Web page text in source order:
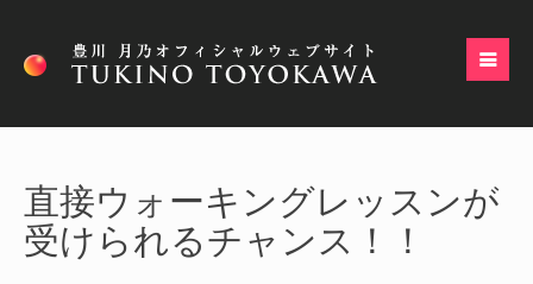
直接ウォーキングレッスンが
受けられるチャンス！！